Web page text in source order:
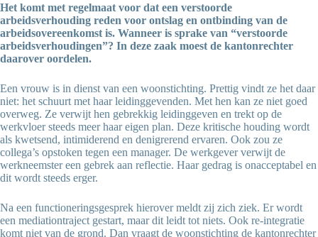
Het komt met regelmaat voor dat een verstoorde
arbeidsverhouding reden voor ontslag en ontbinding van de
arbeidsovereenkomst is. Wanneer is sprake van “verstoorde
arbeidsverhoudingen”? In deze zaak moest de kantonrechter
daarover oordelen.
Een vrouw is in dienst van een woonstichting. Prettig vindt ze het daar
niet: het schuurt met haar leidinggevenden. Met hen kan ze niet goed
overweg. Ze verwijt hen gebrekkig leidinggeven en trekt op de
werkvloer steeds meer haar eigen plan. Deze kritische houding wordt
als kwetsend, intimiderend en denigrerend ervaren. Ook zou ze
collega’s opstoken tegen een manager. De werkgever verwijt de
werkneemster een gebrek aan reflectie. Haar gedrag is onacceptabel en
dit wordt steeds erger.
Na een functioneringsgesprek hierover meldt zij zich ziek. Er wordt
een mediationtraject gestart, maar dit leidt tot niets. Ook re-integratie
komt niet van de grond. Dan vraagt de woonstichting de kantonrechter